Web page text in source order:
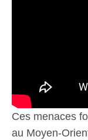
Ces menaces
au Moyen-